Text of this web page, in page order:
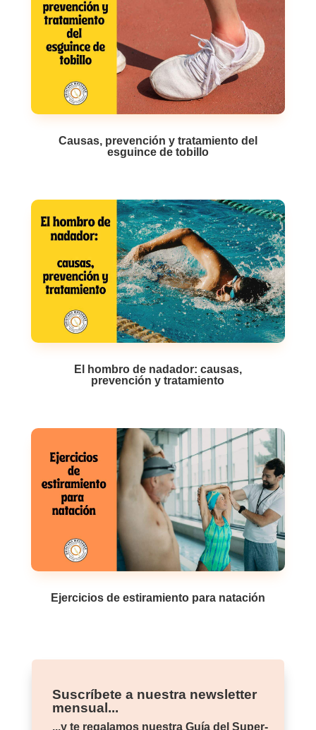
Causas, prevención y tratamiento del
esguince de tobillo
El hombro de nadador: causas,
prevención y tratamiento
Ejercicios de estiramiento para natación
Suscríbete a nuestra newsletter
mensual...
...y te regalamos nuestra Guía del Super-